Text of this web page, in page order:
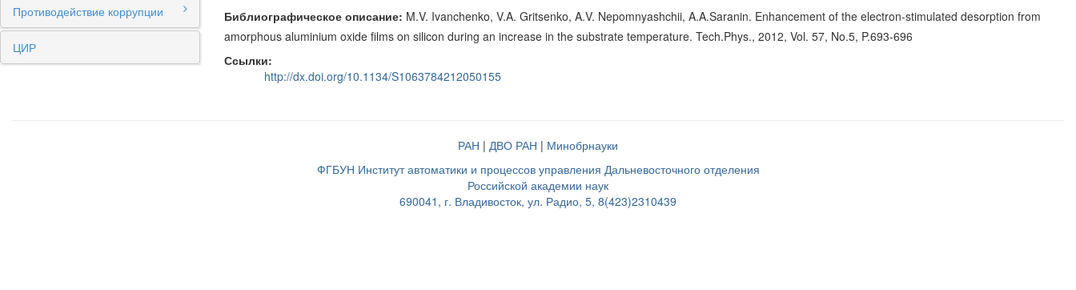
Противодействие коррупции
ЦИР
Библиографическое описание: M.V. Ivanchenko, V.A. Gritsenko, A.V. Nepomnyashchii, A.A.Saranin. Enhancement of the electron-stimulated desorption from
amorphous aluminium oxide films on silicon during an increase in the substrate temperature. Tech.Phys., 2012, Vol. 57, No.5, P.693-696
Ссылки:
http://dx.doi.org/10.1134/S1063784212050155
РАН | ДВО РАН | Минобрнауки
ФГБУН Институт автоматики и процессов управления Дальневосточного отделения
Российской академии наук
690041, г. Владивосток, ул. Радио, 5, 8(423)2310439